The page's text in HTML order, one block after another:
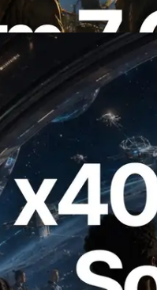
com suporte a
de IA